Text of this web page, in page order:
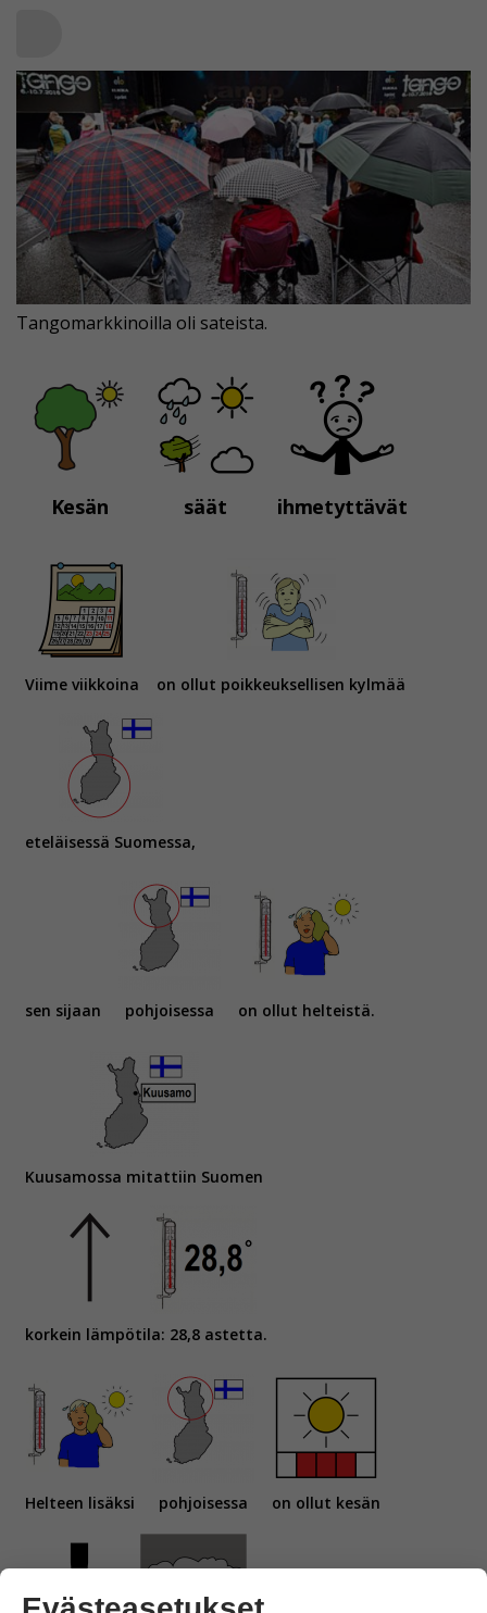
Kesän säät ihmetyttävät
Tangomarkkinoilla oli sateista.
Viime viikkoina on ollut poikkeuksellisen kylmää
eteläisessä Suomessa,
sen sijaan pohjoisessa on ollut helteistä.
Kuusamossa mitattiin Suomen
korkein lämpötila: 28,8 astetta.
Helteen lisäksi pohjoisessa on ollut kesän